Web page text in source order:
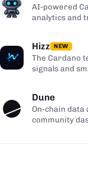
AI-powered
analytics and
Hizz NEW
The Cardano
signals and
Dune
On-chain data
community